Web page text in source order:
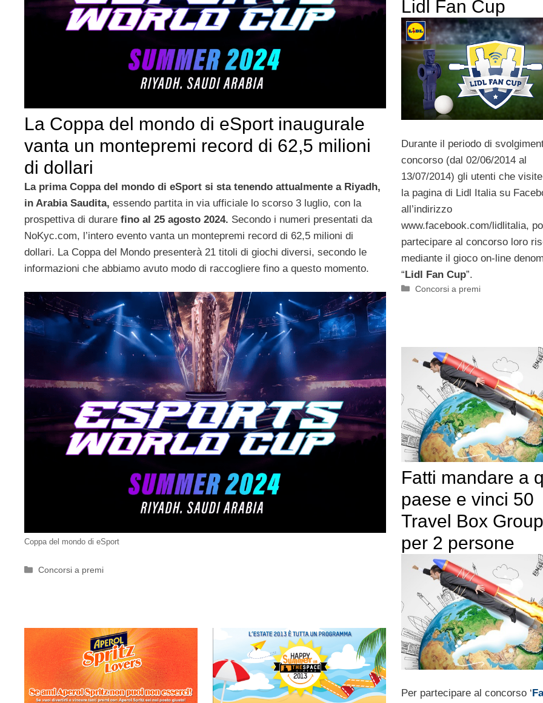
La Coppa del mondo di eSport inaugurale
vanta un montepremi record di 62,5 milioni
di dollari
La prima Coppa del mondo di eSport si sta tenendo attualmente a Riyadh,
in Arabia Saudita, essendo partita in via ufficiale lo scorso 3 luglio, con la
prospettiva di durare fino al 25 agosto 2024. Secondo i numeri presentati da
NoKyc.com, l’intero evento vanta un montepremi record di 62,5 milioni di
dollari. La Coppa del Mondo presenterà 21 titoli di giochi diversi, secondo le
informazioni che abbiamo avuto modo di raccogliere fino a questo momento.
Coppa del mondo di eSport
Categorie
Concorsi a premi
Lidl Fan Cup
Durante il periodo di
concorso (dal 02/06/2014 al
13/07/2014) gli utenti che
la pagina di Lidl Italia su
all’indirizzo
www.facebook.com/lidlitalia,
partecipare al concorso loro
mediante il gioco on-line
“Lidl Fan Cup”.
Categorie
Concorsi a premi
Fatti mandare a
paese e vinci 50
Travel Box
per 2 persone
Per partecipare al concorso ‘